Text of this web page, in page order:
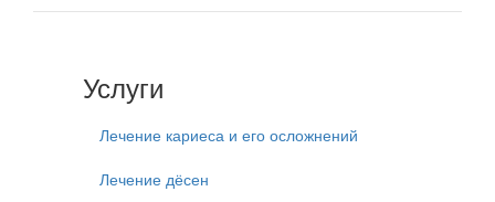
Услуги
Лечение кариеса и его осложнений
Лечение дёсен